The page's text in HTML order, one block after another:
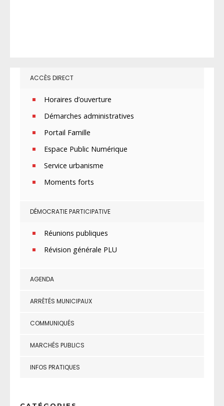
ACCÈS DIRECT
Horaires d’ouverture
Démarches administratives
Portail Famille
Espace Public Numérique
Service urbanisme
Moments forts
DÉMOCRATIE PARTICIPATIVE
Réunions publiques
Révision générale PLU
AGENDA
ARRÊTÉS MUNICIPAUX
COMMUNIQUÉS
MARCHÉS PUBLICS
INFOS PRATIQUES